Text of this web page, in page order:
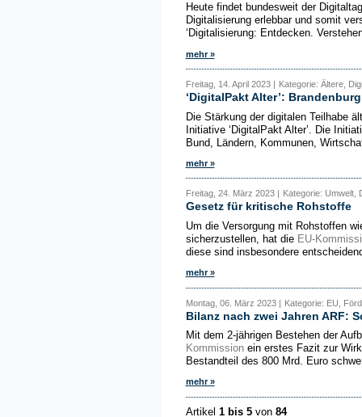
Heute findet bundesweit der
Digitalisierung erlebbar und somit
‘Digitalisierung: Entdecken.
mehr »
Freitag, 14. April 2023 | Kategorie: Ältere,
‘DigitalPakt Alter’:
Die Stärkung der digitalen Teilhabe
Initiative ‘DigitalPakt Alter’. Die
Bund, Ländern, Kommunen,
mehr »
Freitag, 24. März 2023 | Kategorie: Umwelt,
Gesetz für kritische Rohstoffe
Um die Versorgung mit Rohstoffen
sicherzustellen, hat die EU-
diese sind insbesondere
mehr »
Montag, 06. März 2023 | Kategorie: EU,
Bilanz nach zwei Jahren ARF:
Mit dem 2-jährigen Bestehen der
Kommissionein erstes Fazit zur
Bestandteil des 800 Mrd. Euro
mehr »
Artikel 1 bis 5von 84